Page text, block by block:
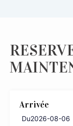
Arrivée
Du